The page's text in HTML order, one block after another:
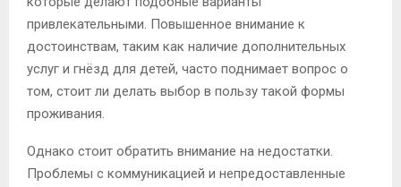
привлекательными. Повышенное внимание к
достоинствам, таким как наличие дополнительных
услуг и гнёзд для детей, часто поднимает вопрос о
том, стоит ли делать выбор в пользу такой формы
проживания.
Однако стоит обратить внимание на недостатки.
Проблемы с коммуникацией и непредоставленные